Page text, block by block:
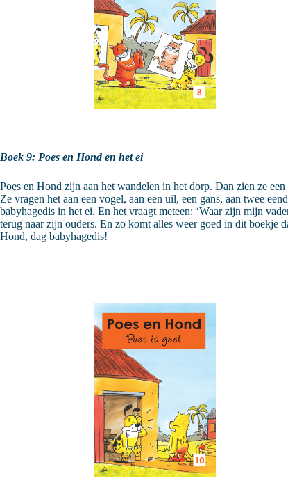
Boek 9: Poes en Hond en het ei
Poes en Hond zijn aan het wandelen in het dorp. Dan zien ze
Ze vragen het aan een vogel, aan een uil, een gans, aan twee
babyhagedis in het ei. En het vraagt meteen: ‘Waar zijn mijn
terug naar zijn ouders. En zo komt alles weer goed in dit boekje
Hond, dag babyhagedis!